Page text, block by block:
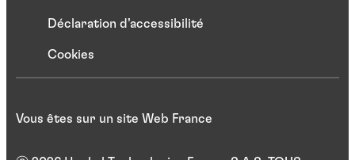
Déclaration d’accessibilité
Cookies
Vous êtes sur un site Web France